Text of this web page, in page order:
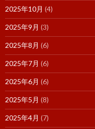
2025年10月 (4)
2025年9月 (3)
2025年8月 (6)
2025年7月 (6)
2025年6月 (6)
2025年5月 (8)
2025年4月 (7)